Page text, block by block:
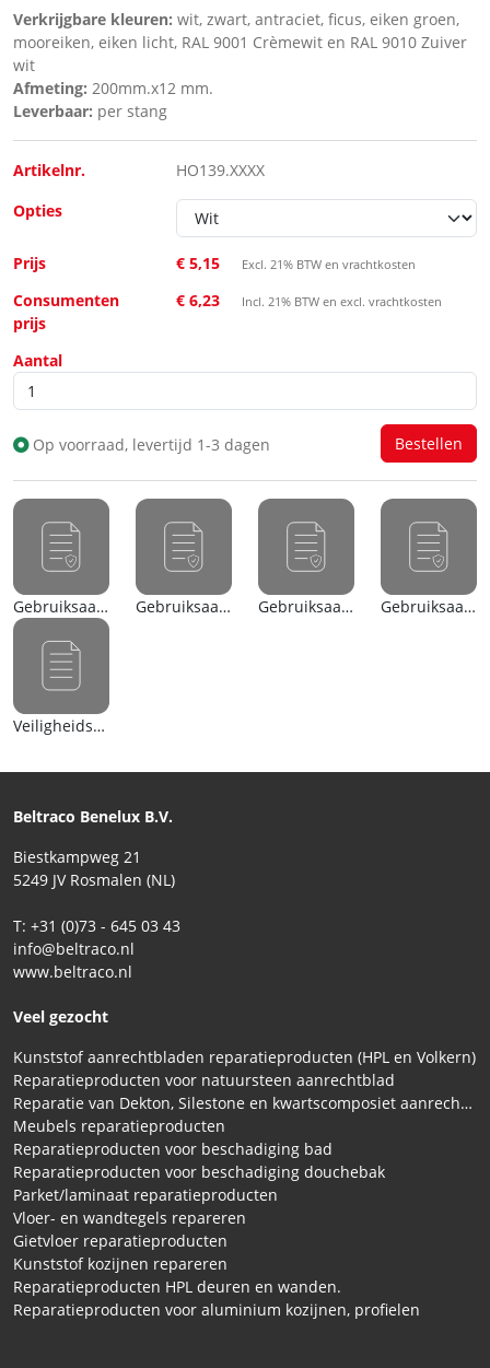
Verkrijgbare kleuren: wit, zwart, antraciet, ficus, eiken groen,
mooreiken, eiken licht, RAL 9001 Crèmewit en RAL 9010 Zuiver
wit
Afmeting: 200mm.x12 mm.
Leverbaar: per stang
Artikelnr.
HO139.XXXX
Opties
Prijs € 5,15 Excl. 21% BTW en vrachtkosten
Consumenten
prijs
€ 6,23 Incl. 21% BTW en excl. vrachtkosten
Aantal
Op voorraad, levertijd 1-3 dagen
Gebruiksaanwijzing (nl) Gebruiksaanwijzing (en) Gebruiksaanwijzing (nl) Gebruiksaanwijzing (en)
Veiligheidsblad (en)
Beltraco Benelux B.V.
Biestkampweg 21
5249 JV Rosmalen (NL)
T: +31 (0)73 - 645 03 43
info@beltraco.nl
www.beltraco.nl
Veel gezocht
Kunststof aanrechtbladen reparatieproducten (HPL en Volkern)
Reparatieproducten voor natuursteen aanrechtblad
Reparatie van Dekton, Silestone en kwartscomposiet aanrechtbladen
Meubels reparatieproducten
Reparatieproducten voor beschadiging bad
Reparatieproducten voor beschadiging douchebak
Parket/laminaat reparatieproducten
Vloer- en wandtegels repareren
Gietvloer reparatieproducten
Kunststof kozijnen repareren
Reparatieproducten HPL deuren en wanden.
Reparatieproducten voor aluminium kozijnen, profielen